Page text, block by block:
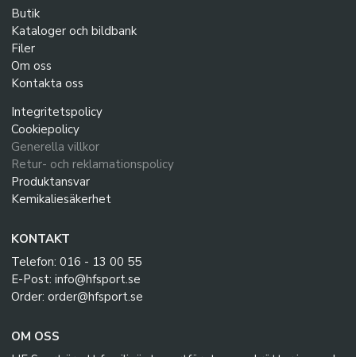
Butik
Kataloger och bildbank
Filer
Om oss
Kontakta oss
Integritetspolicy
Cookiepolicy
Generella villkor
Retur- och reklamationspolicy
Produktansvar
Kemikaliesäkerhet
KONTAKT
Telefon: 016 - 13 00 55
E-Post: info@hfsport.se
Order: order@hfsport.se
OM OSS